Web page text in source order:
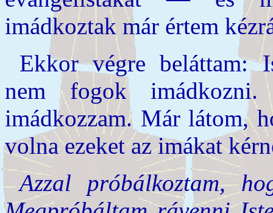
imádkoztak már értem
Ekkor végre beláttam:
nem fogok
imádkozzam. Már látom,
volna ezeket az imákat
Azzal próbálkoztam,